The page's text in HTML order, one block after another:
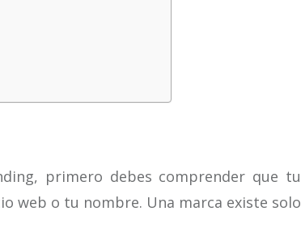
primero debes comprender que tu
web o tu nombre. Una marca existe solo